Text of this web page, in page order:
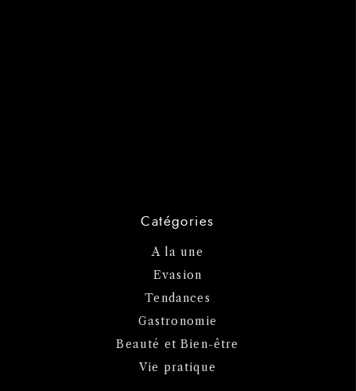
Catégories
A la une
Evasion
Tendances
Gastronomie
Beauté et Bien-être
Vie pratique